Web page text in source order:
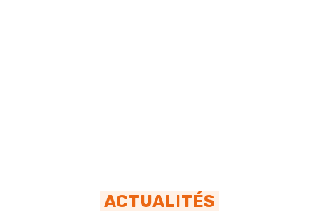
ACTUALITÉS